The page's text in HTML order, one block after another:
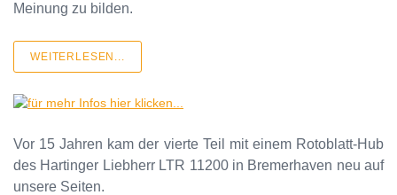
Meinung zu bilden.
WEITERLESEN...
Vor 15 Jahren kam der vierte Teil mit einem Rotoblatt-Hub
des Hartinger Liebherr LTR 11200 in Bremerhaven neu auf
unsere Seiten.